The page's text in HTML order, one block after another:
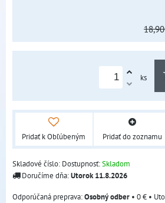
ks
Pridať k Obľúbeným Pridať do zoznamu
Skladové číslo: Dostupnosť:Skladom
Doručíme dňa:Utorok11.8.2026
Osobný odber • 0 € •